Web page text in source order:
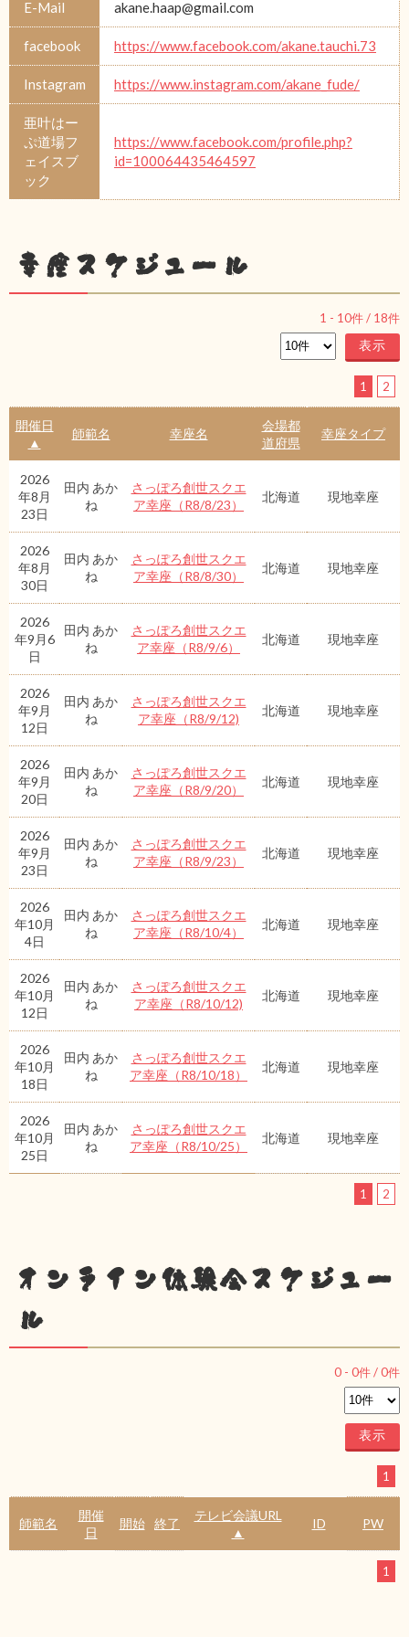
E-Mail akane.haap@gmail.com
facebook https://www.facebook.com/akane.tauchi.73
Instagram https://www.instagram.com/akane_fude/
亜叶はー
ぷ道場フ
ェイスブ
ック
https://www.facebook.com/profile.php?
id=100064435464597
幸座スケジュール
1 - 10件 / 18件
1 2
開催日
▲
師範名 幸座名
会場都
道府県
幸座タイプ
2026
年8月
23日
田内 あか
ね
さっぽろ創世スクエ
ア幸座（R8/8/23）
北海道 現地幸座
2026
年8月
30日
田内 あか
ね
さっぽろ創世スクエ
ア幸座（R8/8/30）
北海道 現地幸座
2026
年9月6
日
田内 あか
ね
さっぽろ創世スクエ
ア幸座（R8/9/6）
北海道 現地幸座
2026
年9月
12日
田内 あか
ね
さっぽろ創世スクエ
ア幸座（R8/9/12)
北海道 現地幸座
2026
年9月
20日
田内 あか
ね
さっぽろ創世スクエ
ア幸座（R8/9/20）
北海道 現地幸座
2026
年9月
23日
田内 あか
ね
さっぽろ創世スクエ
ア幸座（R8/9/23）
北海道 現地幸座
2026
年10月
4日
田内 あか
ね
さっぽろ創世スクエ
ア幸座（R8/10/4）
北海道 現地幸座
2026
年10月
12日
田内 あか
ね
さっぽろ創世スクエ
ア幸座（R8/10/12)
北海道 現地幸座
2026
年10月
18日
田内 あか
ね
さっぽろ創世スクエ
ア幸座（R8/10/18）
北海道 現地幸座
2026
年10月
25日
田内 あか
ね
さっぽろ創世スクエ
ア幸座（R8/10/25）
北海道 現地幸座
1 2
オンライン体験会スケジュー
ル
0 - 0件 /0件
1
師範名
開催
日
開始 終了
テレビ会議URL
▲
ID PW
1